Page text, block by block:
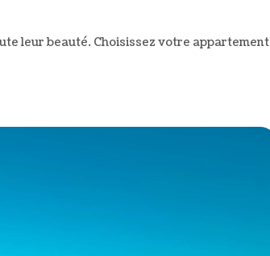
leur beauté. Choisissez votre appartement